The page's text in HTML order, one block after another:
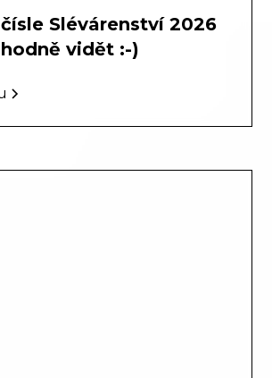
Slévárenství 2026
vidět :-)